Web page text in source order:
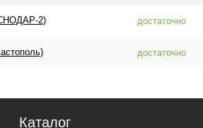
2) достаточно
достаточно
Каталог